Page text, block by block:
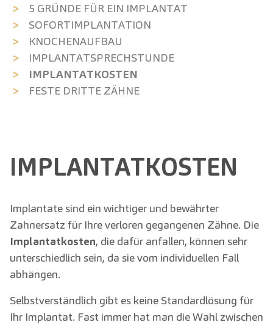
5 GRÜNDE FÜR EIN IMPLANTAT
SOFORT­IMPLANTATION
KNOCHEN­AUFBAU
IMPLANTAT­SPRECH­STUNDE
IMPLANTAT­KOSTEN
FESTE DRITTE ZÄHNE
IMPLANTATKOSTEN
Implantate sind ein wichtiger und bewährter
Zahnersatz für Ihre verloren gegangenen Zähne. Die
Implantatkosten, die dafür anfallen, können sehr
unterschiedlich sein, da sie vom individuellen Fall
abhängen.
Selbstverständlich gibt es keine Standardlösung für
Ihr Implantat. Fast immer hat man die Wahl zwischen